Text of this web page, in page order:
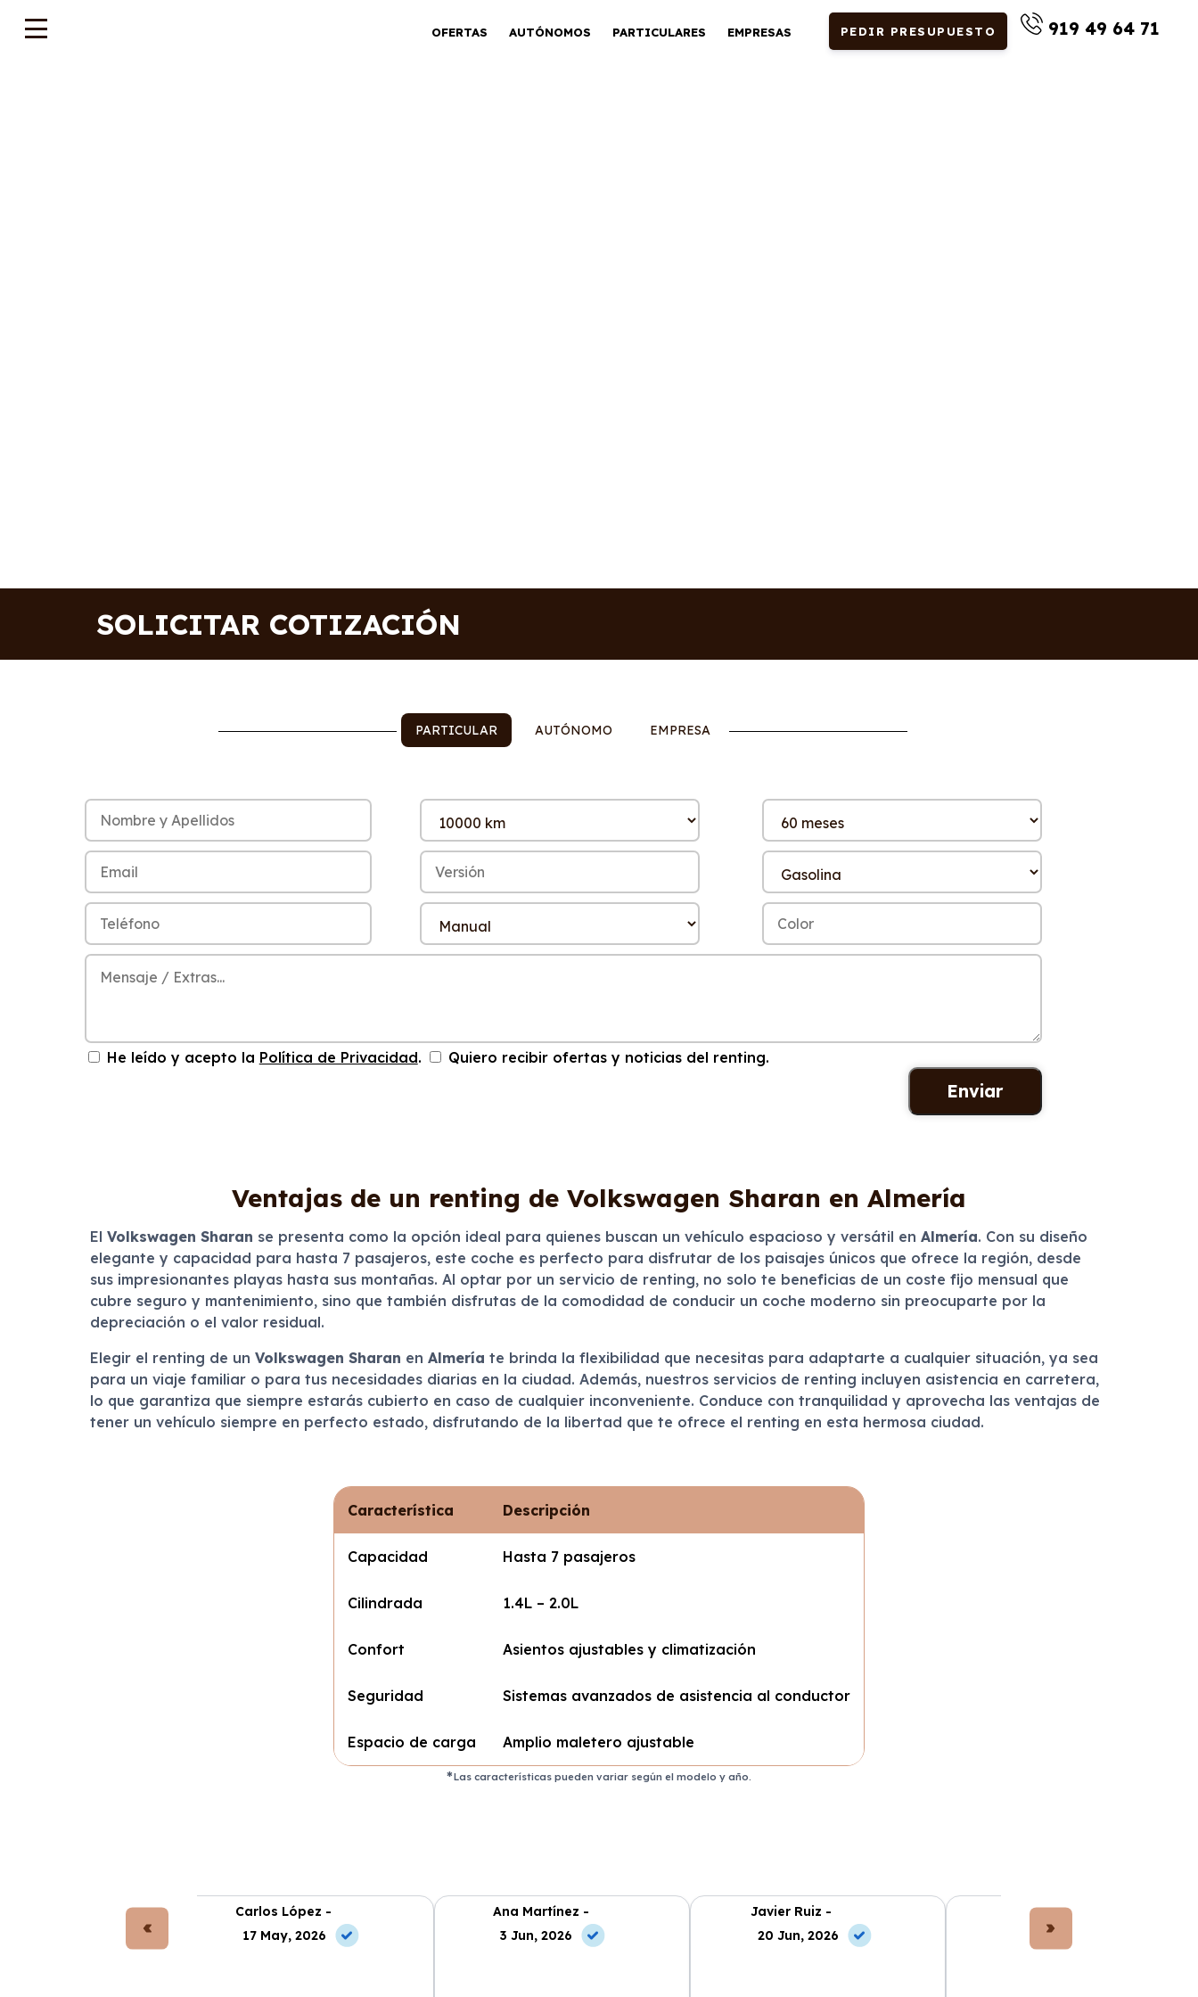
OFERTAS AUTÓNOMOS PARTICULARES EMPRESAS PEDIR PRESUPUESTO 919 49 64 71
SOLICITAR COTIZACIÓN
PARTICULAR AUTÓNOMO EMPRESA
He leído y acepto la Política de Privacidad. Quiero recibir ofertas y noticias del renting.
Ventajas de un renting de Volkswagen Sharan en Almería
El Volkswagen Sharan se presenta como la opción ideal para quienes buscan un vehículo espacioso y versátil en Almería. Con su diseño
elegante y capacidad para hasta 7 pasajeros, este coche es perfecto para disfrutar de los paisajes únicos que ofrece la región, desde
sus impresionantes playas hasta sus montañas. Al optar por un servicio de renting, no solo te beneficias de un coste fijo mensual que
cubre seguro y mantenimiento, sino que también disfrutas de la comodidad de conducir un coche moderno sin preocuparte por la
depreciación o el valor residual.
Elegir el renting de un Volkswagen Sharan en Almería te brinda la flexibilidad que necesitas para adaptarte a cualquier situación, ya sea
para un viaje familiar o para tus necesidades diarias en la ciudad. Además, nuestros servicios de renting incluyen asistencia en carretera,
lo que garantiza que siempre estarás cubierto en caso de cualquier inconveniente. Conduce con tranquilidad y aprovecha las ventajas de
tener un vehículo siempre en perfecto estado, disfrutando de la libertad que te ofrece el renting en esta hermosa ciudad.
Característica Descripción
Capacidad Hasta 7 pasajeros
Cilindrada 1.4L – 2.0L
Confort Asientos ajustables y climatización
Seguridad Sistemas avanzados de asistencia al conductor
Espacio de carga Amplio maletero ajustable
Las características pueden variar según el modelo y año.
Carlos López -
17 May, 2026
Ana Martínez -
3 Jun, 2026
Javier Ruiz -
20 Jun, 2026
Lucía Fernández -
10 Jul, 2026